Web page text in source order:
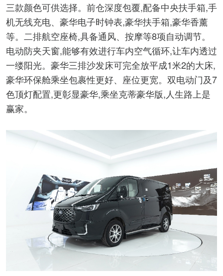
三款颜色可供选择。前仓深度包覆,配备中央扶手箱,手
机无线充电、豪华电子时钟表,豪华扶手箱,豪华香薰
等。二排航空座椅,具备通风、按摩等8项自动调节。
电动防夹天窗,能够有效进行车内空气循环,让车内透过
一缕阳光。豪华三排沙发床可完全放平成1米2的大床,
豪华环保舱乘坐包裹性更好、座位更宽。双电动门及7
色顶灯配置,更彰显豪华,乘坐克蒂豪华版,人生路上是
赢家。